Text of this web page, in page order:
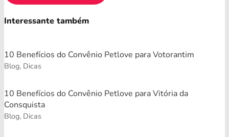
Interessante também
10 Benefícios do Convênio Petlove para Votorantim
Blog, Dicas
10 Benefícios do Convênio Petlove para Vitória da
Consquista
Blog, Dicas